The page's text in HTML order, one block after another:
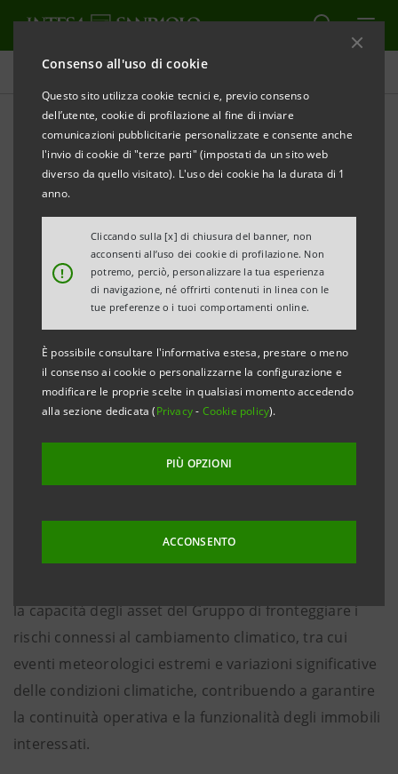
Consenso all'uso di cookie
Questo sito utilizza cookie tecnici e, previo consenso
dell’utente, cookie di profilazione al fine di inviare
comunicazioni pubblicitarie personalizzate e consente anche
l'invio di cookie di "terze parti" (impostati da un sito web
diverso da quello visitato). L'uso dei cookie ha la durata di 1
anno.
!
Cliccando sulla [x] di chiusura del banner, non
acconsenti all’uso dei cookie di profilazione. Non
potremo, perciò, personalizzare la tua esperienza
di navigazione, né offrirti contenuti in linea con le
tue preferenze o i tuoi comportamenti online.
È possibile consultare l'informativa estesa, prestare o meno
il consenso ai cookie o personalizzarne la configurazione e
modificare le proprie scelte in qualsiasi momento accedendo
alla sezione dedicata (Privacy- Cookie policy).
PIÙ OPZIONI
ACCONSENTO
Comunicati stampa
STAMPA AGGIORNA
INTESA SANPAOLO E IGD: INNOVATIVA LINEA DI
CREDITO
CAMBIAMENTO CLIMATICO
Milano / Bologna, 16 marzo 2026 –Intesa Sanpaolo
Immobiliare Grande Distribuzione S.p.A.
hanno sottoscritto un contratto per una linea di
credito unsecured fino a 10 milioni di euro, con
durata di 5 anni, destinata a finanziare progetti di
investimento volti a migliorare l’adattamento e la
la capacità degli asset del Gruppo di fronteggiare i
rischi connessi al cambiamento climatico, tra cui
eventi meteorologici estremi e variazioni significative
delle condizioni climatiche, contribuendo a garantire
la continuità operativa e la funzionalità degli immobili
interessati.